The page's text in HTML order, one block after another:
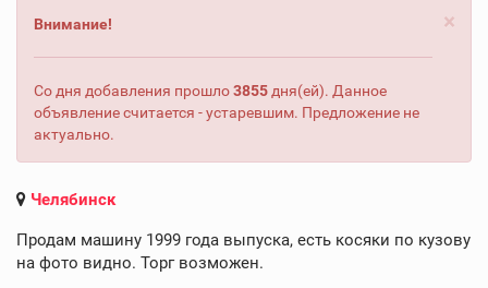
×
Внимание!
Со дня добавления прошло3855 дня(ей). Данное
объявление считается - устаревшим. Предложение не
актуально.
Челябинск
Продам машину 1999 года выпуска, есть косяки по кузову
на фото видно. Торг возможен.